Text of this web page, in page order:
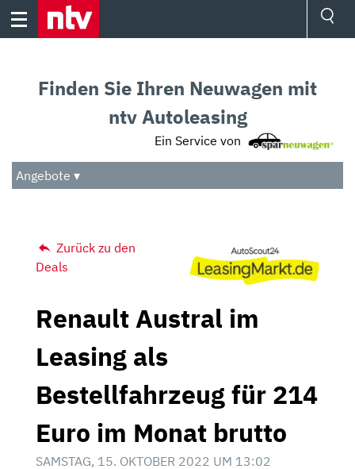
Skip
Audio
Das Beste
Finden Sie Ihren Neuwagen mit
ntv Autoleasing
Ein Service von
Angebote ▾
Zurück zu den
Deals
Renault Austral im
Leasing als
Bestellfahrzeug für 214
Euro im Monat brutto
SAMSTAG, 15. OKTOBER 2022 UM 13:02